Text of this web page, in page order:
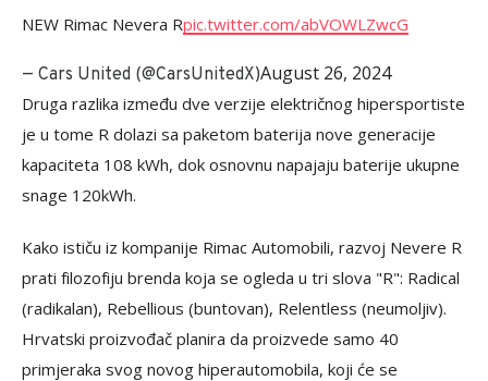
NEW Rimac Nevera Rpic.twitter.com/abVOWLZwcG
— Cars United (@CarsUnitedX)August 26, 2024
Druga razlika između dve verzije električnog hipersportiste
je u tome R dolazi sa paketom baterija nove generacije
kapaciteta 108 kWh, dok osnovnu napajaju baterije ukupne
snage 120kWh.
Kako ističu iz kompanije Rimac Automobili, razvoj Nevere R
prati filozofiju brenda koja se ogleda u tri slova "R": Radical
(radikalan), Rebellious (buntovan), Relentless (neumoljiv).
Hrvatski proizvođač planira da proizvede samo 40
primjeraka svog novog hiperautomobila, koji će se